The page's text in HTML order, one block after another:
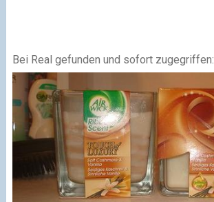
Bei Real gefunden und sofort zugegriffen: